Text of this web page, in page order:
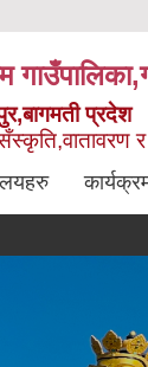
प्रदेश